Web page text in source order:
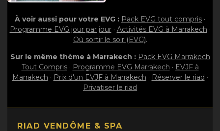
À voir aussi pour votre EVG : Pack EVG tout compris ·
Programme EVG jour par jour· Activités EVG à Marrakech ·
Où sortir le soir (EVG).
Sur le même thème à Marrakech : Pack EVG Marrakech
Tout Compris· Programme EVG Marrakech · EVJF à
Marrakech · Prix d'un EVJF à Marrakech · Réserver le riad ·
Privatiser le riad
RIAD VENDÔME & SPA